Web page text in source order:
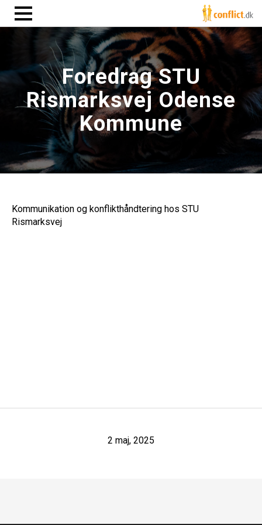
Foredrag STU
Rismarksvej Odense
Kommune
Kommunikation og konflikthåndtering hos STU
Rismarksvej
2 maj, 2025